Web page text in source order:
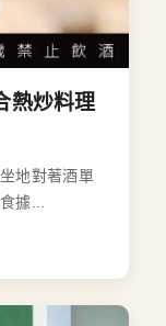
熱炒料理
地對著酒單
據...